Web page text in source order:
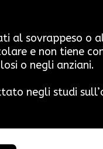
al sovrappeso o
e non tiene
o negli anziani.
negli studi